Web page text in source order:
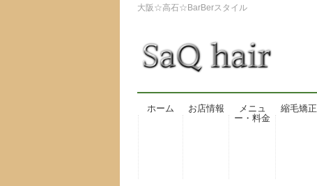
大阪☆高石☆BarBerスタイル
ホーム お店情報
メニュ
ー・料金
縮毛矯正